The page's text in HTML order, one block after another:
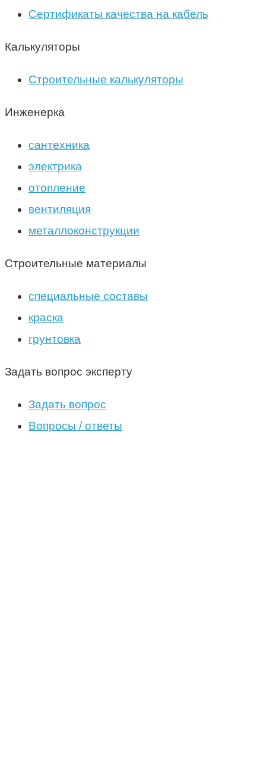
Сертификаты качества на кабель
Калькуляторы
Строительные калькуляторы
Инженерка
сантехника
электрика
отопление
вентиляция
металлоконструкции
Строительные материалы
специальные составы
краска
грунтовка
Задать вопрос эксперту
Задать вопрос
Вопросы / ответы